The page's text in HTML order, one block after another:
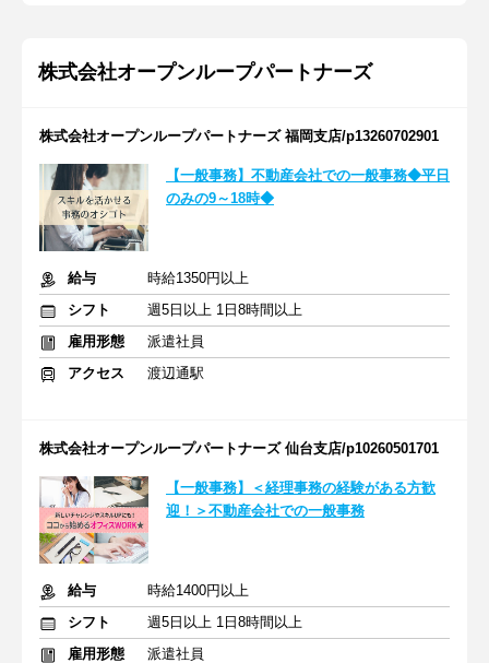
株式会社オープンループパートナーズ
株式会社オープンループパートナーズ 福岡支店/p13260702901
【一般事務】不動産会社での一般事務◆平日
のみの9～18時◆
給与
時給1350円以上
シフト
週5日以上 1日8時間以上
雇用形態
派遣社員
アクセス
渡辺通駅
株式会社オープンループパートナーズ 仙台支店/p10260501701
【一般事務】＜経理事務の経験がある方歓
迎！＞不動産会社での一般事務
給与
時給1400円以上
シフト
週5日以上 1日8時間以上
雇用形態
派遣社員